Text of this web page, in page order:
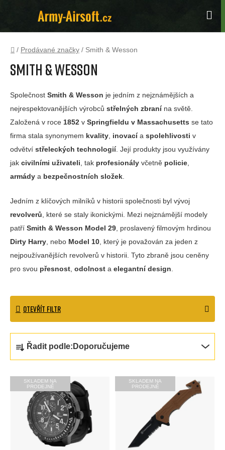
Domů
/ Prodávané značky / Smith & Wesson
Smith & Wesson
Společnost Smith & Wesson je jedním z nejznámějších a
nejrespektovanějších výrobců střelných zbranína světě.
Založená v roce 1852 v Springfieldu v Massachusetts se tato
firma stala synonymem kvality, inovacía spolehlivosti v
odvětví střeleckých technologií. Její produkty jsou využívány
jak civilními uživateli, tak profesionály včetně policie,
armády a bezpečnostních složek.
Jedním z klíčových milníků v historii společnosti byl vývoj
revolverů, které se staly ikonickými. Mezi nejznámější modely
patří Smith & Wesson Model 29, proslavený filmovým hrdinou
Dirty Harry, nebo Model 10, který je považován za jeden z
nejpoužívanějších revolverů v historii. Tyto zbraně jsou ceněny
pro svou přesnost, odolnost a elegantní design.
OTEVŘÍT FILTR
Ř
a
z
e
Řadit podle: Doporučujeme
V
ý
SKLADEM NA
PRODEJNĚ
SKLADEM NA
PRODEJNĚ